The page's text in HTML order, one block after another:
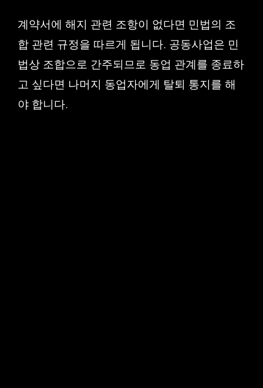
계약서에 해지 관련 조항이 없다면 민법의 조
합 관련 규정을 따르게 됩니다. 공동사업은 민
법상 조합으로 간주되므로 동업 관계를 종료하
고 싶다면 나머지 동업자에게 탈퇴 통지를 해
야 합니다.